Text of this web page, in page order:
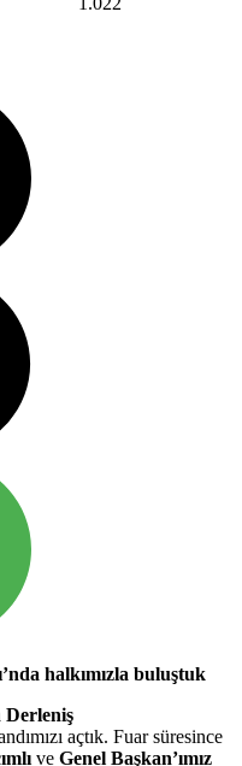
halkımızla buluştuk
Derleniş
açtık. Fuar süresince
ve Genel Başkan’ımız